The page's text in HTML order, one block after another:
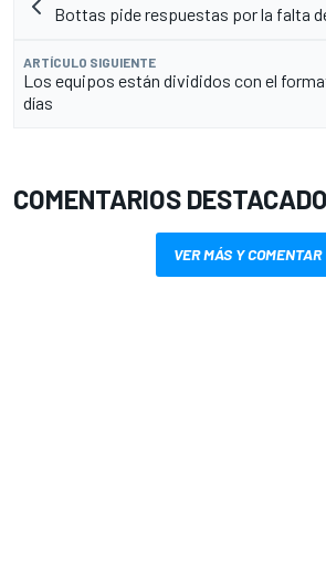
Bottas pide respuestas por la falta
ARTÍCULO SIGUIENTE
Los equipos están divididos con el
días
COMENTARIOS
VER MÁS Y COMENTAR